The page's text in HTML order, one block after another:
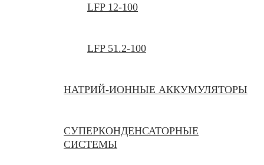
LFP 12-100
LFP 51.2-100
НАТРИЙ-ИОННЫЕ АККУМУЛЯТОРЫ
СУПЕРКОНДЕНСАТОРНЫЕ
СИСТЕМЫ